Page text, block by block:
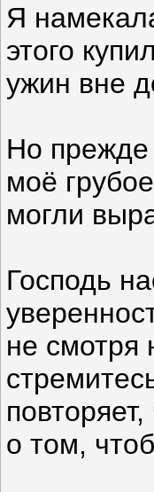
Я
этого
ужин вне
Но прежде
моё
могли
Господь
не смотря
о том,